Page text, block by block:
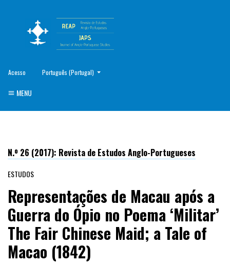
Acesso ##plugins.themes.healthSciences.language.toggle##
Português (Portugal)
MENU
N.º 26 (2017): Revista de Estudos Anglo-Portugueses
ESTUDOS
Representações de Macau após a
Guerra do Ópio no Poema ‘Militar’
The Fair Chinese Maid; a Tale of
Macao (1842)